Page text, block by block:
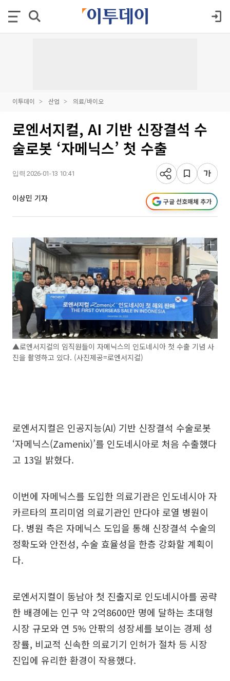
이투데이 산업 의료/바이오
로엔서지컬, AI 기반 신장결석 수
술로봇 ‘자메닉스’ 첫 수출
입력 2026-01-13 10:41
이상민 기자 구글 선호매체 추가
▲로엔서지컬의 임직원들이 자메닉스의 인도네시아 첫 수출 기념 사
진을 촬영하고 있다. (사진제공=로엔서지컬)
로엔서지컬은 인공지능(AI) 기반 신장결석 수술로봇
‘자메닉스(Zamenix)’를 인도네시아로 처음 수출했다
고 13일 밝혔다.
이번에 자메닉스를 도입한 의료기관은 인도네시아 자
카르타의 프리미엄 의료기관인 만다야 로열 병원이
다. 병원 측은 자메닉스 도입을 통해 신장결석 수술의
정확도와 안전성, 수술 효율성을 한층 강화할 계획이
다.
로엔서지컬이 동남아 첫 진출지로 인도네시아를 공략
한 배경에는 인구 약 2억8600만 명에 달하는 초대형
시장 규모와 연 5% 안팎의 성장세를 보이는 경제 성
장률, 비교적 신속한 의료기기 인허가 절차 등 시장
진입에 유리한 환경이 작용했다.